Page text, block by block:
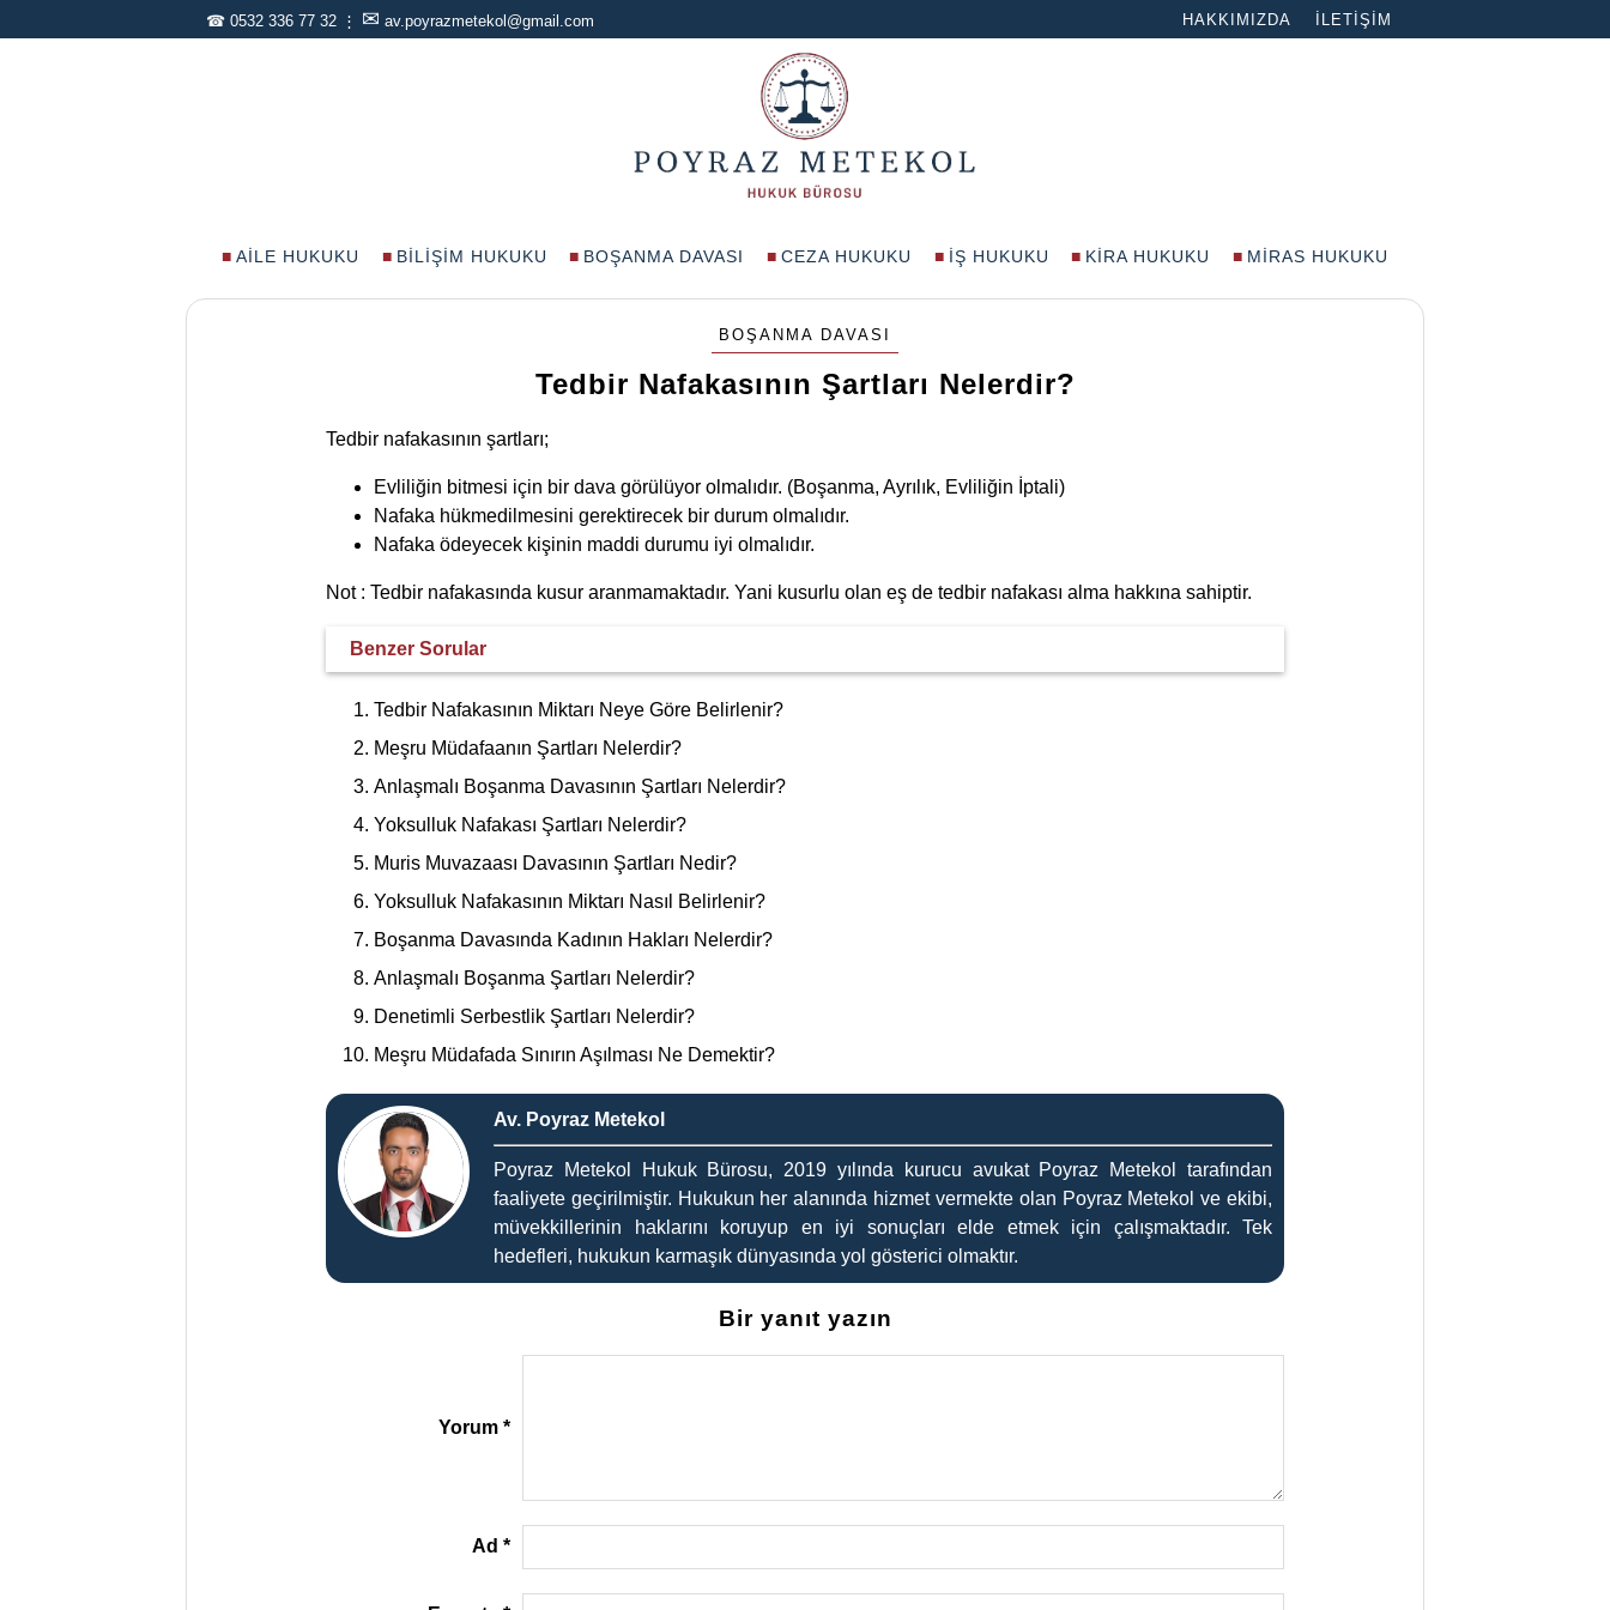
☎ 0532 336 77 32 ⋮ ✉ av.poyrazmetekol@gmail.com HAKKIMIZDA İLETIŞIM
AILE HUKUKU BILIŞIM HUKUKU BOŞANMA DAVASI CEZA HUKUKU İŞ HUKUKU KIRA HUKUKU MIRAS HUKUKU
BOŞANMA DAVASI
Tedbir Nafakasının Şartları Nelerdir?
Tedbir nafakasının şartları;
Evliliğin bitmesi için bir dava görülüyor olmalıdır. (Boşanma, Ayrılık, Evliliğin İptali)
Nafaka hükmedilmesini gerektirecek bir durum olmalıdır.
Nafaka ödeyecek kişinin maddi durumu iyi olmalıdır.
Not : Tedbir nafakasında kusur aranmamaktadır. Yani kusurlu olan eş de tedbir nafakası alma hakkına sahiptir.
Benzer Sorular
Tedbir Nafakasının Miktarı Neye Göre Belirlenir?
Meşru Müdafaanın Şartları Nelerdir?
Anlaşmalı Boşanma Davasının Şartları Nelerdir?
Yoksulluk Nafakası Şartları Nelerdir?
Muris Muvazaası Davasının Şartları Nedir?
Yoksulluk Nafakasının Miktarı Nasıl Belirlenir?
Boşanma Davasında Kadının Hakları Nelerdir?
Anlaşmalı Boşanma Şartları Nelerdir?
Denetimli Serbestlik Şartları Nelerdir?
Meşru Müdafada Sınırın Aşılması Ne Demektir?
Av. Poyraz Metekol
Poyraz Metekol Hukuk Bürosu, 2019 yılında kurucu avukat Poyraz Metekol tarafından
faaliyete geçirilmiştir. Hukukun her alanında hizmet vermekte olan Poyraz Metekol ve ekibi,
müvekkillerinin haklarını koruyup en iyi sonuçları elde etmek için çalışmaktadır. Tek
hedefleri, hukukun karmaşık dünyasında yol gösterici olmaktır.
Bir yanıt yazın
Yorum *
Ad *